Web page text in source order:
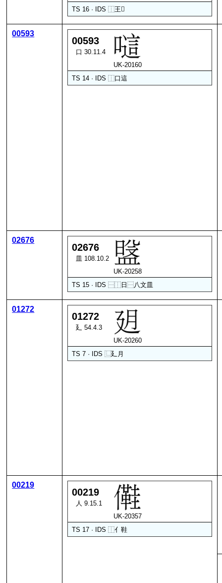
TS 16 · IDS⿰王 𦊽
00593
00593
口 30.11.4
UK-20160
TS 14 · IDS⿰口這
02676
02676
皿 108.10.2
UK-20258
TS 15 · IDS⿱⿰ 日⿱八文 皿
01272
01272
廴 54.4.3
UK-20260
TS 7 · IDS⿺廴 月
00219
00219
人 9.15.1
UK-20357
TS 17 · IDS⿰亻鞋